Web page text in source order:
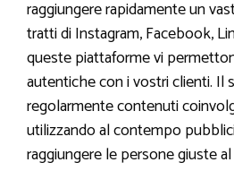
raggiungere rapidamente un
tratti di Instagram, Facebook,
queste piattaforme vi
autentiche con i vostri clienti. Il
regolarmente contenuti
utilizzando al contempo
raggiungere le persone giuste